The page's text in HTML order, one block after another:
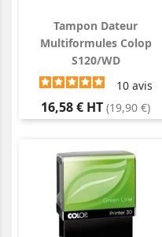
Tampon Dateur
Multiformules Colop
S120/WD
10 avis
Prix
16,58 € HT (19,90 €)